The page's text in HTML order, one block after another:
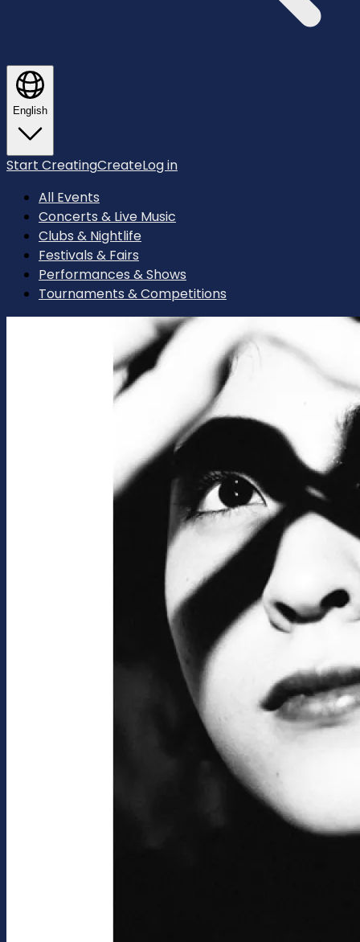
English
Start CreatingCreateLog in
All Events
Concerts & Live Music
Clubs & Nightlife
Festivals & Fairs
Performances & Shows
Tournaments & Competitions